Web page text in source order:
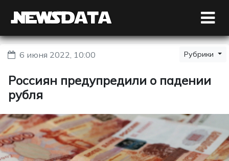
6 июня 2022, 10:00 Рубрики
Россиян предупредили о падении
рубля